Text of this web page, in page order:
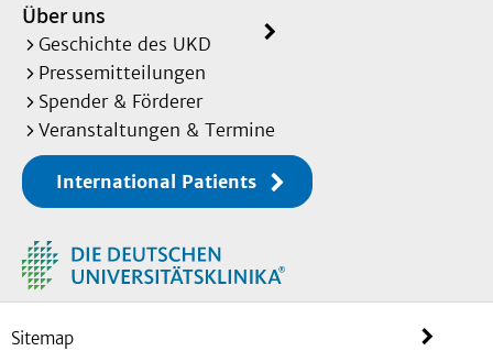
Über uns
Geschichte des UKD
Pressemitteilungen
Spender & Förderer
Veranstaltungen & Termine
International Patients
Sitemap